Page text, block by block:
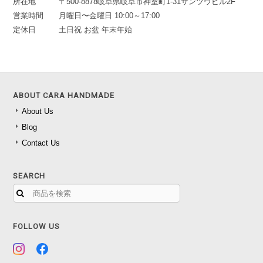
営業時間
月曜日〜金曜日 10:00～17:00
定休日
土日祝 お盆 年末年始
ABOUT CARA HANDMADE
About Us
Blog
Contact Us
SEARCH
FOLLOW US